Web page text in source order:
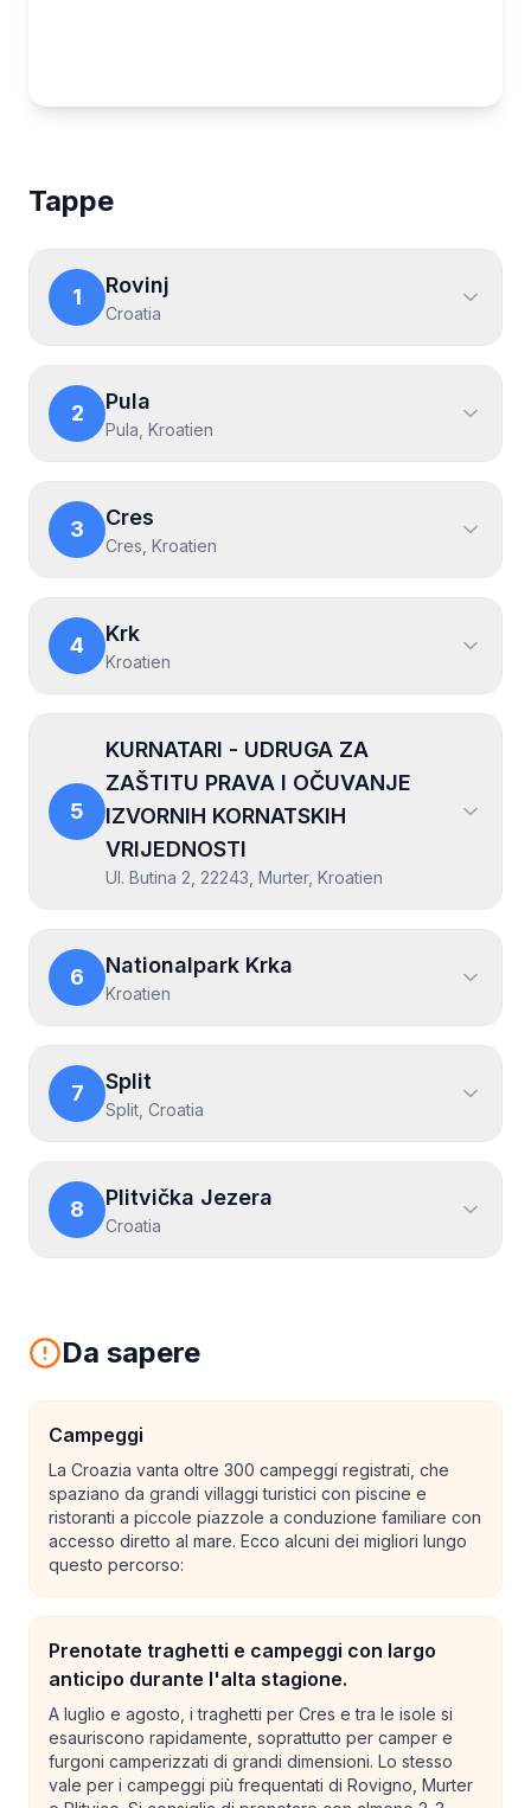
Tappe
1 Rovinj
Croatia
2 Pula
Pula, Kroatien
3 Cres
Cres, Kroatien
4 Krk
Kroatien
5
KURNATARI - UDRUGA ZA
ZAŠTITU PRAVA I OČUVANJE
IZVORNIH KORNATSKIH
VRIJEDNOSTI
Ul. Butina 2, 22243, Murter, Kroatien
6 Nationalpark Krka
Kroatien
7 Split
Split, Croatia
8 Plitvička Jezera
Croatia
Da sapere
Campeggi
La Croazia vanta oltre 300 campeggi registrati, che
spaziano da grandi villaggi turistici con piscine e
ristoranti a piccole piazzole a conduzione familiare con
accesso diretto al mare. Ecco alcuni dei migliori lungo
questo percorso:
Prenotate traghetti e campeggi con largo
anticipo durante l'alta stagione.
A luglio e agosto, i traghetti per Cres e tra le isole si
esauriscono rapidamente, soprattutto per camper e
furgoni camperizzati di grandi dimensioni. Lo stesso
vale per i campeggi più frequentati di Rovigno, Murter